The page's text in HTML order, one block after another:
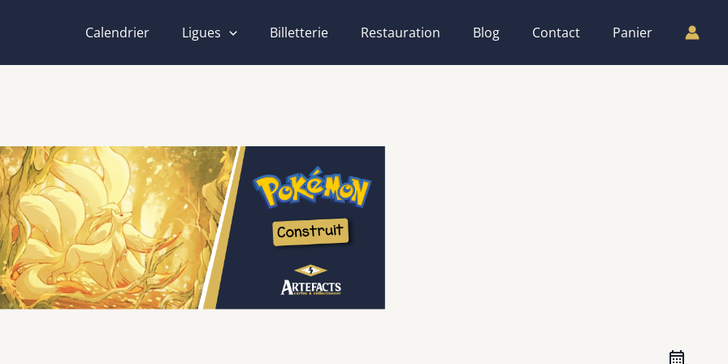
Calendrier Ligues Billetterie Restauration Blog Contact Panier